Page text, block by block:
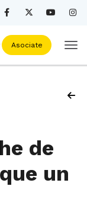
Asociate
de
un